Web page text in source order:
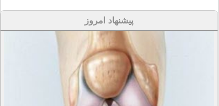
پیشنهاد امروز